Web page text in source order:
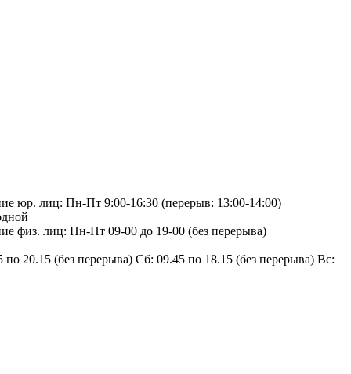
юр. лиц: Пн-Пт 9:00-16:30 (перерыв: 13:00-14:00)
физ. лиц: Пн-Пт 09-00 до 19-00 (без перерыва)
20.15 (без перерыва) Сб: 09.45 по 18.15 (без перерыва) Вс: